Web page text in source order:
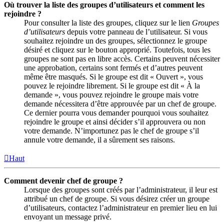
Où trouver la liste des groupes d’utilisateurs et comment les
rejoindre ?
Pour consulter la liste des groupes, cliquez sur le lien Groupes
d’utilisateurs depuis votre panneau de l’utilisateur. Si vous
souhaitez rejoindre un des groupes, sélectionnez le groupe
désiré et cliquez sur le bouton approprié. Toutefois, tous les
groupes ne sont pas en libre accès. Certains peuvent nécessiter
une approbation, certains sont fermés et d’autres peuvent
même être masqués. Si le groupe est dit « Ouvert », vous
pouvez le rejoindre librement. Si le groupe est dit « À la
demande », vous pouvez rejoindre le groupe mais votre
demande nécessitera d’être approuvée par un chef de groupe.
Ce dernier pourra vous demander pourquoi vous souhaitez
rejoindre le groupe et ainsi décider s’il approuvera ou non
votre demande. N’importunez pas le chef de groupe s’il
annule votre demande, il a sûrement ses raisons.
Haut
Comment devenir chef de groupe ?
Lorsque des groupes sont créés par l’administrateur, il leur est
attribué un chef de groupe. Si vous désirez créer un groupe
d’utilisateurs, contactez l’administrateur en premier lieu en lui
envoyant un message privé.